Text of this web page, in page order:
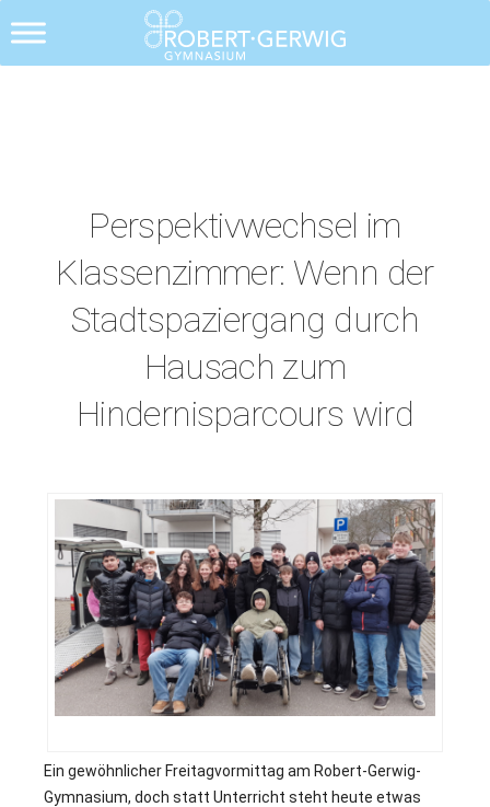
Perspektivwechsel im
Klassenzimmer: Wenn der
Stadtspaziergang durch
Hausach zum
Hindernisparcours wird
Ein gewöhnlicher Freitagvormittag am Robert-Gerwig-
Gymnasium, doch statt Unterricht steht heute etwas